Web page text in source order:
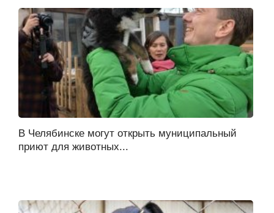
В Челябинске могут открыть муниципальный
приют для животных...